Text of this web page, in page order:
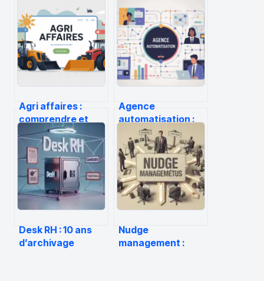
Agri affaires :
comprendre et
utiliser ce portail
agricole pour
votre exploitation
Agence
automatisation :
comment choisir le
bon partenaire
pour votre
croissance
Desk RH : 10 ans
d’archivage
Nudge
management :